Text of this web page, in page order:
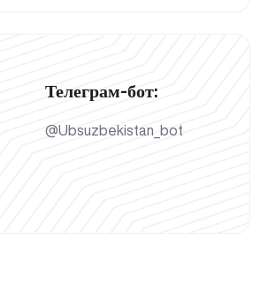
Телеграм-бот:
@Ubsuzbekistan_bot